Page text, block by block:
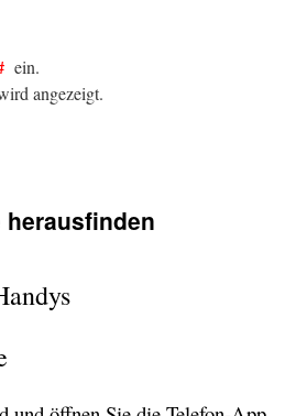
ein.
angezeigt.
herausfinden